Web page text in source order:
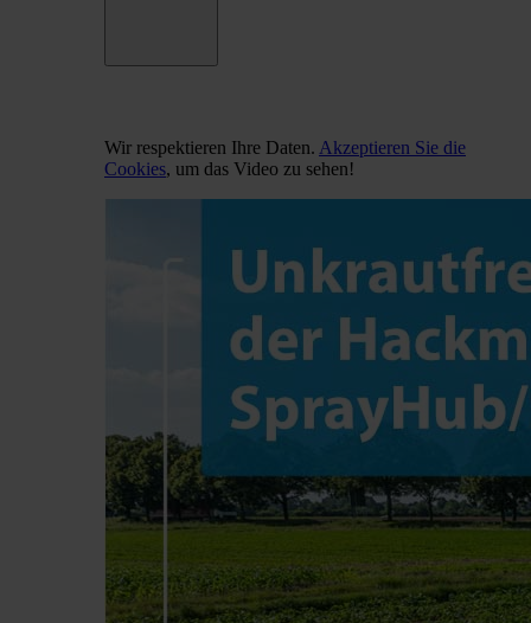
Wir respektieren Ihre Daten. Akzeptieren Sie die
Cookies, um das Video zu sehen!